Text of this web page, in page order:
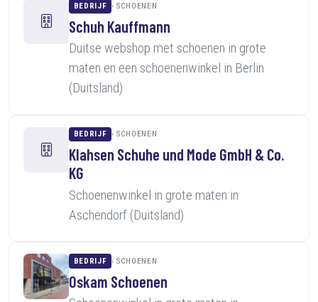
BEDRIJF SCHOENEN
Schuh Kauffmann
Duitse webshop met schoenen in grote
maten en een schoenenwinkel in Berlin
(Duitsland)
BEDRIJF SCHOENEN
Klahsen Schuhe und Mode GmbH & Co.
KG
Schoenenwinkel in grote maten in
Aschendorf (Duitsland)
BEDRIJF SCHOENEN
Oskam Schoenen